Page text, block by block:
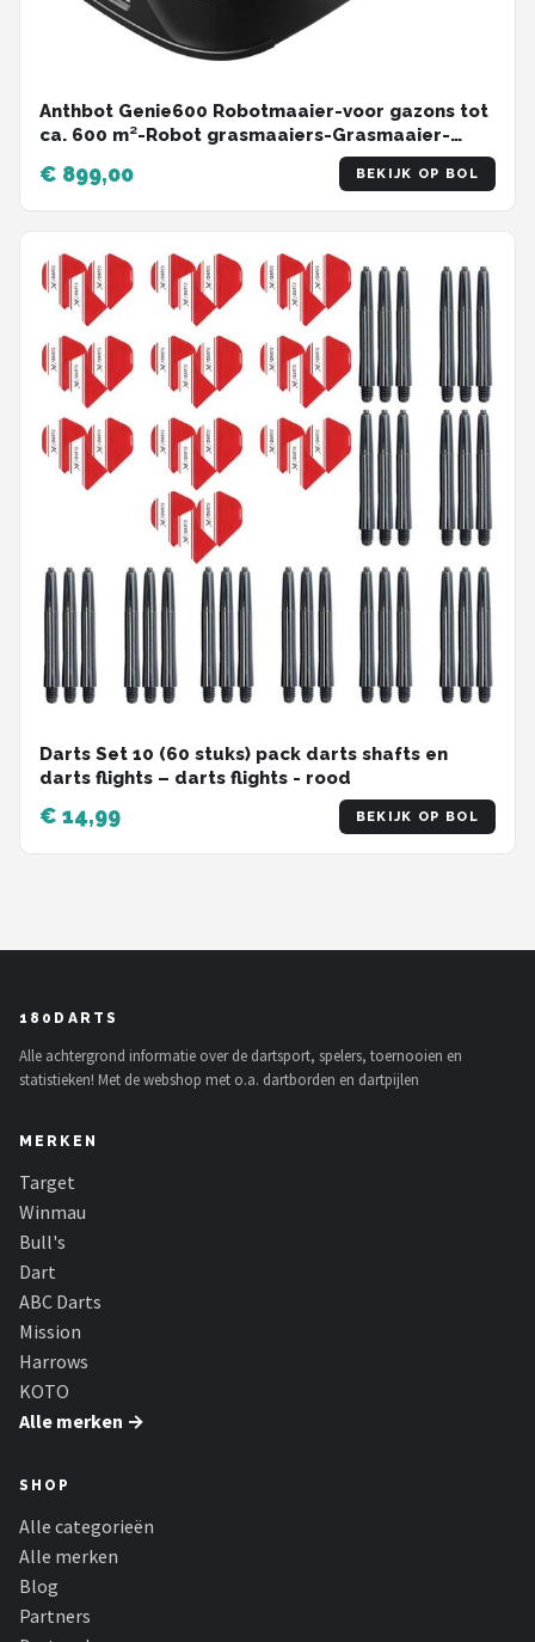
Anthbot Genie600 Robotmaaier-voor gazons tot
ca. 600 m²-Robot grasmaaiers-Grasmaaier-
Robotmaaiers-5 messen voor maaien-App
Control-4-Kamera-Vison & AI-Intelligente
Hindernisvermeidung-RTK & V-SLAM-3D-
Visionssystem hochpräzise Positionierung
€ 899,00 BEKIJK OP BOL
Darts Set 10 (60 stuks) pack darts shafts en
darts flights – darts flights - rood
€ 14,99 BEKIJK OP BOL
180DARTS
Alle achtergrond informatie over de dartsport, spelers, toernooien en
statistieken! Met de webshop met o.a. dartborden en dartpijlen
MERKEN
Target
Winmau
Bull's
Dart
ABC Darts
Mission
Harrows
KOTO
Alle merken →
SHOP
Alle categorieën
Alle merken
Blog
Partners